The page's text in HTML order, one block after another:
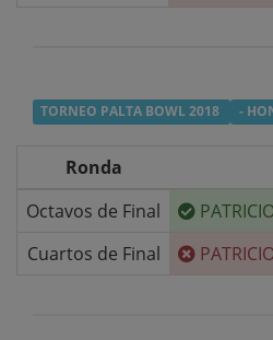
TORNEO PALTA BOWL 2018 -
Ronda
Octavos de Final
Cuartos de Final